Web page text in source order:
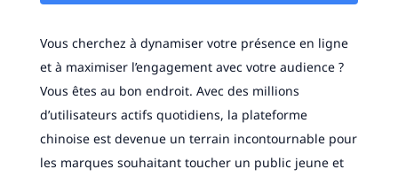
Vous cherchez à dynamiser votre présence en ligne
et à maximiser l’engagement avec votre audience ?
Vous êtes au bon endroit. Avec des millions
d’utilisateurs actifs quotidiens, la plateforme
chinoise est devenue un terrain incontournable pour
les marques souhaitant toucher un public jeune et